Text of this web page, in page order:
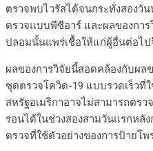
ตรวจพบไวรัสได้จนกระทั่งสองวั
ตรวจแบบพีซีอาร์ และผลของกา
ปลอมนั้นแพร่เชื้อให้แก่ผู้อื่นต่อไป
ผลของการวิจัยนี้สอดคล้องกับผล
ชุดตรวจโควิด-19 แบบรวดเร็วที่
สหรัฐอเมริกาอาจไม่สามารถตร
รอนได้ในช่วงสองสามวันแรกหลั
ตรวจที่ใช้ตัวอย่างของการป้ายโพ